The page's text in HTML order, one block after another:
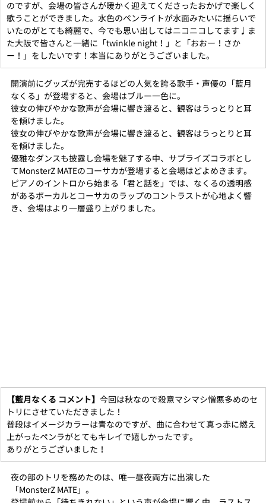
のですが、会場の皆さんが暖かく迎えてくださったおかげで楽しく
歌うことができました。水色のペンライトが水面みたいに揺らいで
いたのがとても綺麗で、今でも思い出してはニコニコしてます♩ま
た大阪で皆さんと一緒に「twinkle night！」と「おおー！さか
ー！」をしたいです！本当にありがとうございました。
開演前にグッズが完売するほどの人気を誇る歌手・声優の「藍月
なくる」が登場すると、会場はブルー一色に。
彼女の伸びやかな歌声が会場に響き渡ると、観客はうっとりと耳
を傾けました。
彼女の伸びやかな歌声が会場に響き渡ると、観客はうっとりと耳
を傾けました。
優雅なダンスも披露し会場を魅了する中、サプライズコラボとし
てMonsterZ MATEのコーサカが登場すると会場はどよめきます。
ピアノのイントロから始まる「君と話を」では、なくるの透明感
があるボーカルとコーサカのラップのコントラストが心地よく響
き、会場はより一層盛り上がりました。
【藍月なくる コメント】 今回は秋なので殺意マシマシ憎悪多めのセ
トリにさせていただきました！
普段はイメージカラーは青なのですが、曲に合わせて真っ赤に燃え
上がったペンラがとてもキレイで嬉しかったです。
ありがとうございました！
夜の部のトリを務めたのは、唯一昼夜両方に出演した
「MonsterZ MATE」。